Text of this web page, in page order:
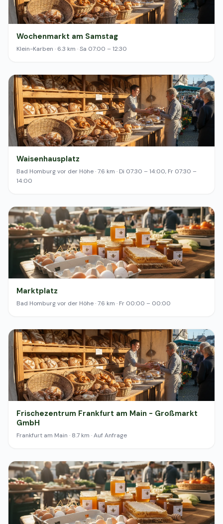
Wochenmarkt am Samstag
Klein-Karben · 6.3 km · Sa 07:00 – 12:30
Waisenhausplatz
Bad Homburg vor der Höhe · 7.6 km · Di 07:30 – 14:00, Fr 07:30 –
14:00
Marktplatz
Bad Homburg vor der Höhe · 7.6 km · Fr 00:00 – 00:00
Frischezentrum Frankfurt am Main - Großmarkt
GmbH
Frankfurt am Main · 8.7 km · Auf Anfrage